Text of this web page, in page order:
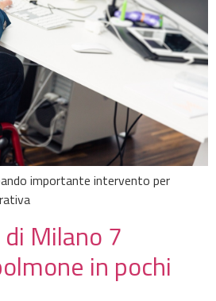
importante intervento per
Milano 7
in pochi